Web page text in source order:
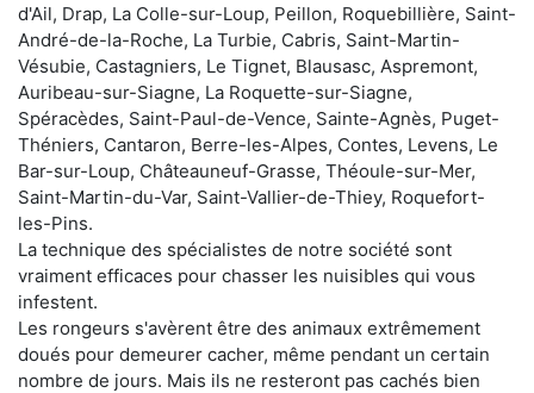
d'Ail, Drap, La Colle-sur-Loup, Peillon, Roquebillière, Saint-
André-de-la-Roche, La Turbie, Cabris, Saint-Martin-
Vésubie, Castagniers, Le Tignet, Blausasc, Aspremont,
Auribeau-sur-Siagne, La Roquette-sur-Siagne,
Spéracèdes, Saint-Paul-de-Vence, Sainte-Agnès, Puget-
Théniers, Cantaron, Berre-les-Alpes, Contes, Levens, Le
Bar-sur-Loup, Châteauneuf-Grasse, Théoule-sur-Mer,
Saint-Martin-du-Var, Saint-Vallier-de-Thiey, Roquefort-
les-Pins.
La technique des spécialistes de notre société sont
vraiment efficaces pour chasser les nuisibles qui vous
infestent.
Les rongeurs s'avèrent être des animaux extrêmement
doués pour demeurer cacher, même pendant un certain
nombre de jours. Mais ils ne resteront pas cachés bien